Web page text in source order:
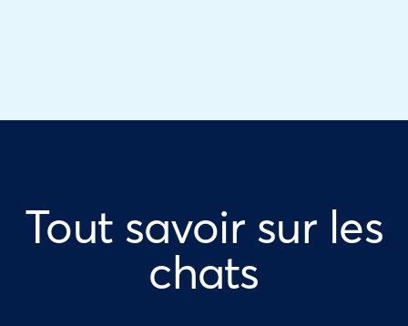
Tout savoir sur les
chats